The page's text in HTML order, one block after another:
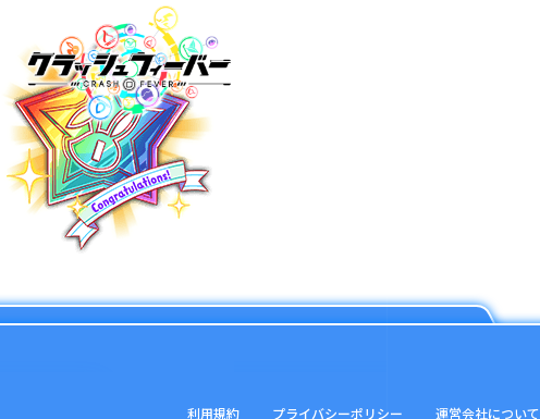
利用規約 プライバシーポリシー 運営会社について